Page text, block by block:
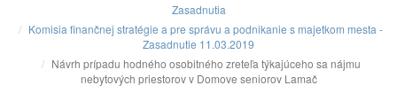
Zasadnutia
Komisia finančnej stratégie a pre správu a podnikanie s majetkom mesta -
Zasadnutie 11.03.2019
Návrh prípadu hodného osobitného zreteľa týkajúceho sa nájmu
nebytových priestorov v Domove seniorov Lamač